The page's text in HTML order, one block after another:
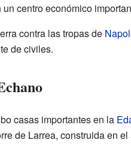
centro económico
contra las tropas de
de civiles.
casas importantes en la
de Larrea, construida en